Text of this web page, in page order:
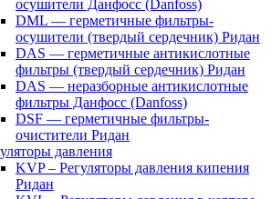
осушители Данфосс (Danfoss)
DML — герметичные фильтры-
осушители (твердый сердечник) Ридан
DAS — герметичные антикислотные
фильтры (твердый сердечник) Ридан
DAS — неразборные антикислотные
фильтры Данфосс (Danfoss)
DSF — герметичные фильтры-
очистители Ридан
давления
KVP – Регуляторы давления кипения
Ридан